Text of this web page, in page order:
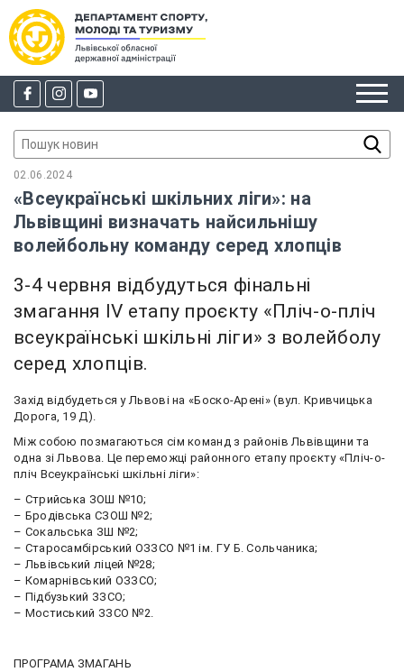
02.06.2024
«Всеукраїнські шкільних ліги»: на
Львівщині визначать найсильнішу
волейбольну команду серед хлопців
3-4 червня відбудуться фінальні
змагання IV етапу проєкту «Пліч-о-пліч
всеукраїнські шкільні ліги» з волейболу
серед хлопців.
Захід відбудеться у Львові на «Боско-Арені» (вул. Кривчицька
Дорога, 19 Д).
Між собою позмагаються сім команд з районів Львівщини та
одна зі Львова. Це переможці районного етапу проєкту «Пліч-о-
пліч Всеукраїнські шкільні ліги»:
– Стрийська ЗОШ №10;
– Бродівська СЗОШ №2;
– Сокальська ЗШ №2;
– Старосамбірський ОЗЗСО №1 ім. ГУ Б. Сольчаника;
– Львівський ліцей №28;
– Комарнівський ОЗЗСО;
– Підбузький ЗЗСО;
– Мостиський ЗЗСО №2.
ПРОГРАМА ЗМАГАНЬ